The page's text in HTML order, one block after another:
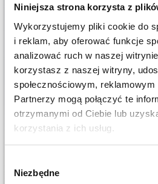
Niniejsza strona korzysta z
Wykorzystujemy pliki cookie do
i reklam, aby oferować funkcje
analizować ruch w naszej
korzystasz z naszej witryny,
społecznościowym,
Partnerzy mogą połączyć te
otrzymanymi od Ciebie lub
korzystania z ich usług.
zgody
Niezbędne